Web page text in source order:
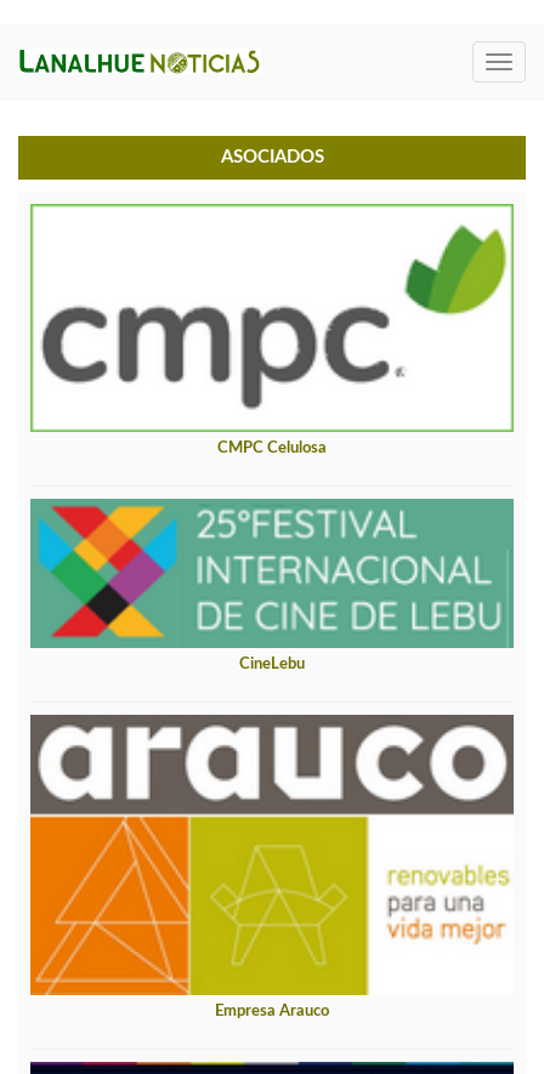
ASOCIADOS
CMPC Celulosa
CineLebu
Empresa Arauco